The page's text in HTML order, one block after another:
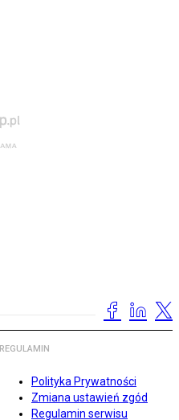
REGULAMIN
Polityka Prywatności
Zmiana ustawień zgód
Regulamin serwisu